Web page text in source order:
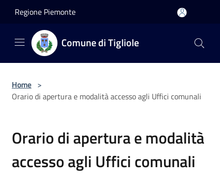
Regione Piemonte
Comune di Tigliole
Home >
Orario di apertura e modalità accesso agli Uffici comunali
Orario di apertura e modalità
accesso agli Uffici comunali